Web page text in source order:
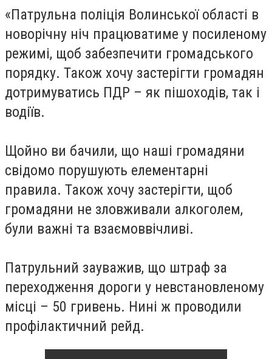
«Патрульна поліція Волинської області в
новорічну ніч працюватиме у посиленому
режимі, щоб забезпечити громадського
порядку. Також хочу застерігти громадян
дотримуватись ПДР – як пішоходів, так і
водіїв.
Щойно ви бачили, що наші громадяни
свідомо порушують елементарні
правила. Також хочу застерігти, щоб
громадяни не зловживали алкоголем,
були важні та взаємоввічливі.
Патрульний зауважив, що штраф за
переходження дороги у невстановленому
місці – 50 гривень. Нині ж проводили
профілактичний рейд.